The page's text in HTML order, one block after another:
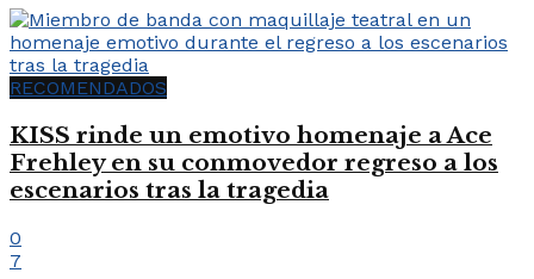
RECOMENDADOS
KISS rinde un emotivo homenaje a Ace
Frehley en su conmovedor regreso a los
escenarios tras la tragedia
0
7